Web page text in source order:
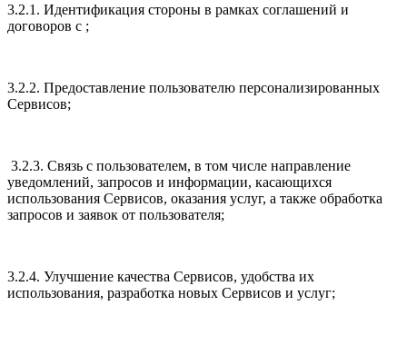
3.2.1. Идентификация стороны в рамках соглашений и
договоров с ;
3.2.2. Предоставление пользователю персонализированных
Сервисов;
3.2.3. Связь с пользователем, в том числе направление
уведомлений, запросов и информации, касающихся
использования Сервисов, оказания услуг, а также обработка
запросов и заявок от пользователя;
3.2.4. Улучшение качества Сервисов, удобства их
использования, разработка новых Сервисов и услуг;